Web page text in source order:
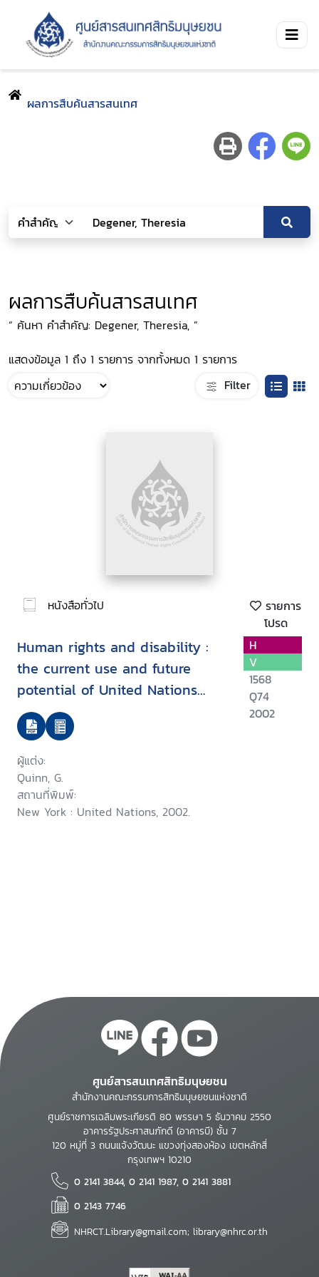
ผลการสืบค้นสารสนเทศ
ผลการสืบค้นสารสนเทศ
“ ค้นหา คำสำคัญ: Degener, Theresia, ”
แสดงข้อมูล 1 ถึง 1 รายการ จากทั้งหมด 1 รายการ
Filter
หนังสือทั่วไป
รายการ
โปรด
Human rights and disability :
the current use and future
potential of United Nations
human rights instruments inthe
context of disability
ผู้แต่ง:
Quinn, G.
สถานที่พิมพ์:
New York : United Nations, 2002.
H
V
1568
Q74
2002
ศูนย์สารสนเทศสิทธิมนุษยชน
สำนักงานคณะกรรมการสิทธิมนุษยชนแห่งชาติ
ศูนย์ราชการเฉลิมพระเกียรติ 80 พรรษา 5 ธันวาคม 2550
อาคารรัฐประศาสนภักดี (อาคารบี) ชั้น 7
120 หมู่ที่ 3 ถนนแจ้งวัฒนะ แขวงทุ่งสองห้อง เขตหลักสี่
กรุงเทพฯ 10210
0 2141 3844, 0 2141 1987, 0 2141 3881
0 2143 7746
NHRCT.Library@gmail.com; library@nhrc.or.th